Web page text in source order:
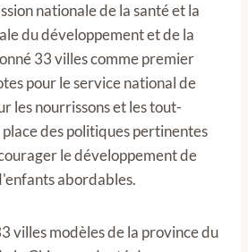
nationale de la santé et la
du développement et de la
33 villes comme premier
pour le service national de
les nourrissons et les tout-
des politiques pertinentes
le développement de
abordables.
villes modèles de la province du